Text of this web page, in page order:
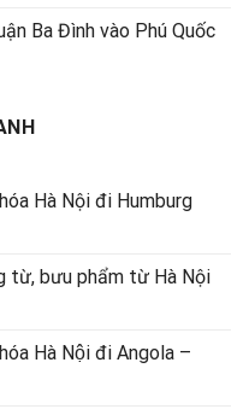
Ba Đình vào Phú Quốc
Hà Nội đi Humburg
từ, bưu phẩm từ Hà Nội
Hà Nội đi Angola –